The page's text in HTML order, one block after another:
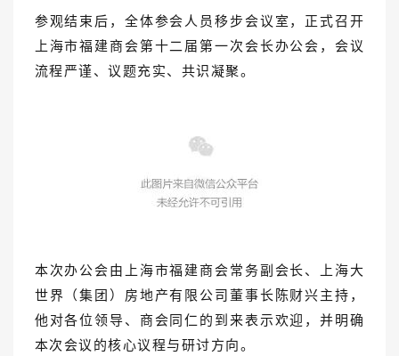
参观结束后，全体参会人员移步会议室，正式召开
上海市福建商会第十二届第一次会长办公会，会议
流程严谨、议题充实、共识凝聚。
本次办公会由上海市福建商会常务副会长、上海大
世界（集团）房地产有限公司董事长陈财兴主持，
他对各位领导、商会同仁的到来表示欢迎，并明确
本次会议的核心议程与研讨方向。